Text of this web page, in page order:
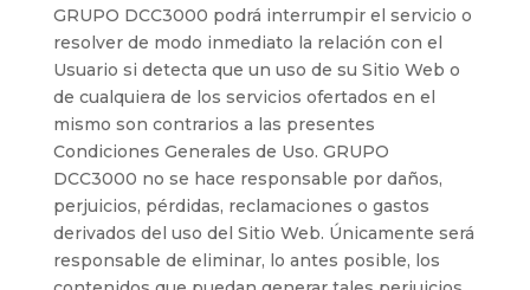
GRUPO DCC3000 podrá interrumpir el servicio o
resolver de modo inmediato la relación con el
Usuario si detecta que un uso de su Sitio Web o
de cualquiera de los servicios ofertados en el
mismo son contrarios a las presentes
Condiciones Generales de Uso. GRUPO
DCC3000 no se hace responsable por daños,
perjuicios, pérdidas, reclamaciones o gastos
derivados del uso del Sitio Web. Únicamente será
responsable de eliminar, lo antes posible, los